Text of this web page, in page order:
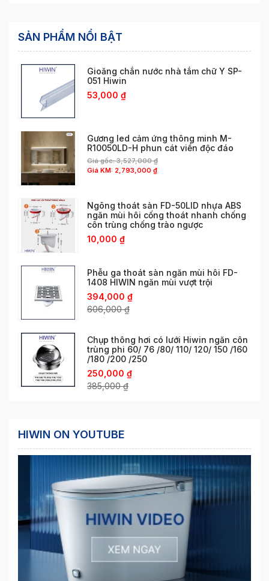
SẢN PHẨM NỔI BẬT
Gioăng chắn nước nhà tắm chữ Y SP-
051 Hiwin
53,000 ₫
Gương led cảm ứng thông minh M-
R10050LD-H phun cát viền độc đáo
Giá gốc:3,527,000₫
Giá KM: 2,793,000 ₫
Ngõng thoát sàn FD-50LID nhựa ABS
ngăn mùi hôi cống thoát nhanh chống
côn trùng chống trào ngược
10,000 ₫
Phễu ga thoát sàn ngăn mùi hôi FD-
1408 HIWIN ngăn mùi vượt trội
394,000 ₫
606,000₫
Chụp thông hơi có lưới Hiwin ngăn côn
trùng phi 60/ 76 /80/ 110/ 120/ 150 /160
/180 /200 /250
250,000 ₫
385,000₫
HIWIN ON YOUTUBE